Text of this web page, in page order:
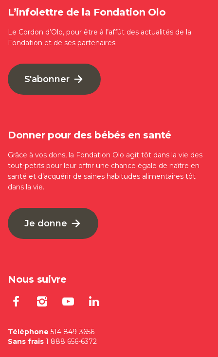
L’infolettre de la Fondation Olo
Le Cordon d’Olo, pour être à l’affût des actualités de la
Fondation et de ses partenaires
S'abonner
Donner pour des bébés en santé
Grâce à vos dons, la Fondation Olo agit tôt dans la vie des
tout-petits pour leur offrir une chance égale de naître en
santé et d’acquérir de saines habitudes alimentaires tôt
dans la vie.
Je donne
Nous suivre
Lien externe au site. S'ouvre
Lien externe au site.
Lien externe au site.
Téléphone 514 849-3656
Sans frais 1 888 656-6372